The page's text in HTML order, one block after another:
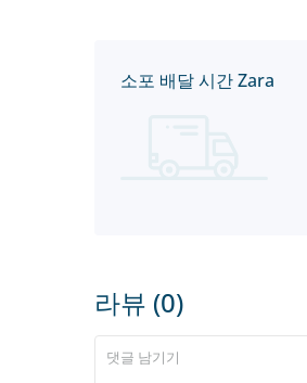
소포 배달 시간 Zara
라뷰 (0)